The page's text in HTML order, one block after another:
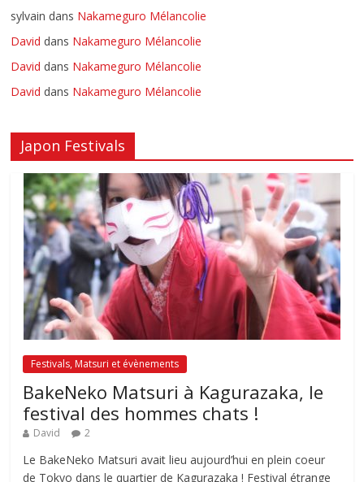
sylvain dans Nakameguro Mélancolie
David dans Nakameguro Mélancolie
David dans Nakameguro Mélancolie
David dans Nakameguro Mélancolie
Japon Festivals
Festivals, Matsuri et évènements
BakeNeko Matsuri à Kagurazaka, le
festival des hommes chats !
David 2
Le BakeNeko Matsuri avait lieu aujourd’hui en plein coeur
de Tokyo dans le quartier de Kagurazaka ! Festival étrange